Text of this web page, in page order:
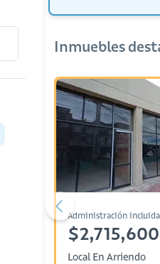
Inmuebles
Administración
$2,715,600
Local En Arriendo